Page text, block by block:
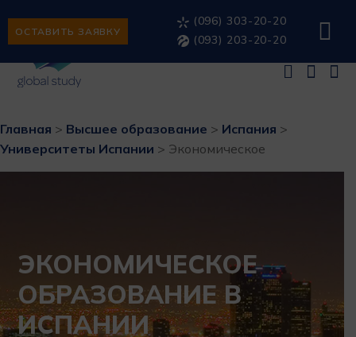
ОСТАВИТЬ ЗАЯВКУ
(096) 303-20-20
(093) 203-20-20
Главная > Высшее образование > Испания >
Университеты Испании > Экономическое
ЭКОНОМИЧЕСКОЕ
ОБРАЗОВАНИЕ В
ИСПАНИИ